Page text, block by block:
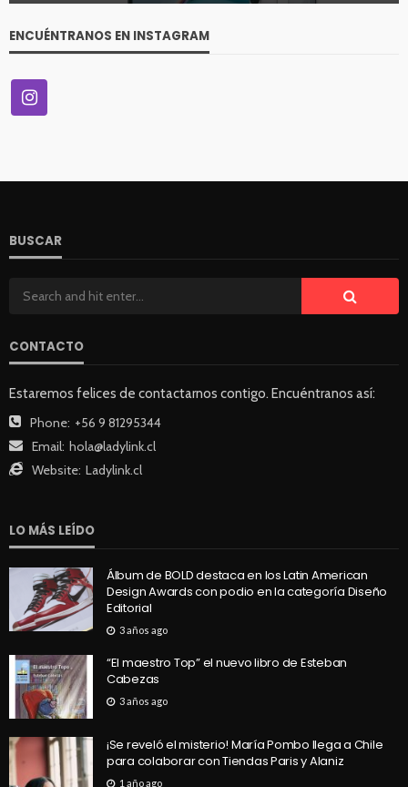
ENCUÉNTRANOS EN INSTAGRAM
BUSCAR
CONTACTO
Estaremos felices de contactarnos contigo. Encuéntranos así:
Phone: +56 9 81295344
Email: hola@ladylink.cl
Website: Ladylink.cl
LO MÁS LEÍDO
Álbum de BOLD destaca en los Latin American
Design Awards con podio en la categoría Diseño
Editorial
3 años ago
“El maestro Top” el nuevo libro de Esteban
Cabezas
3 años ago
¡Se reveló el misterio! María Pombo llega a Chile
para colaborar con Tiendas Paris y Alaniz
1 año ago